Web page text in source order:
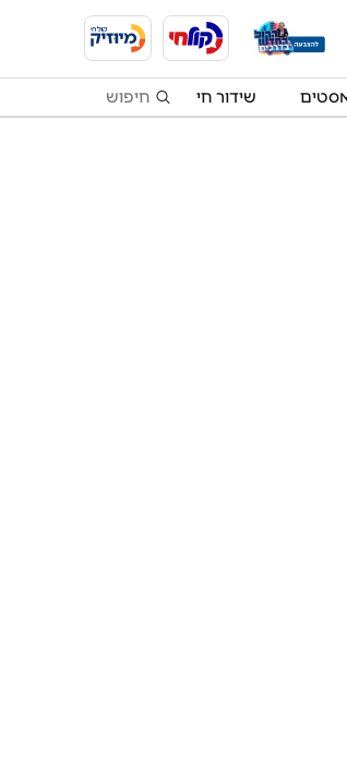
שידור חי